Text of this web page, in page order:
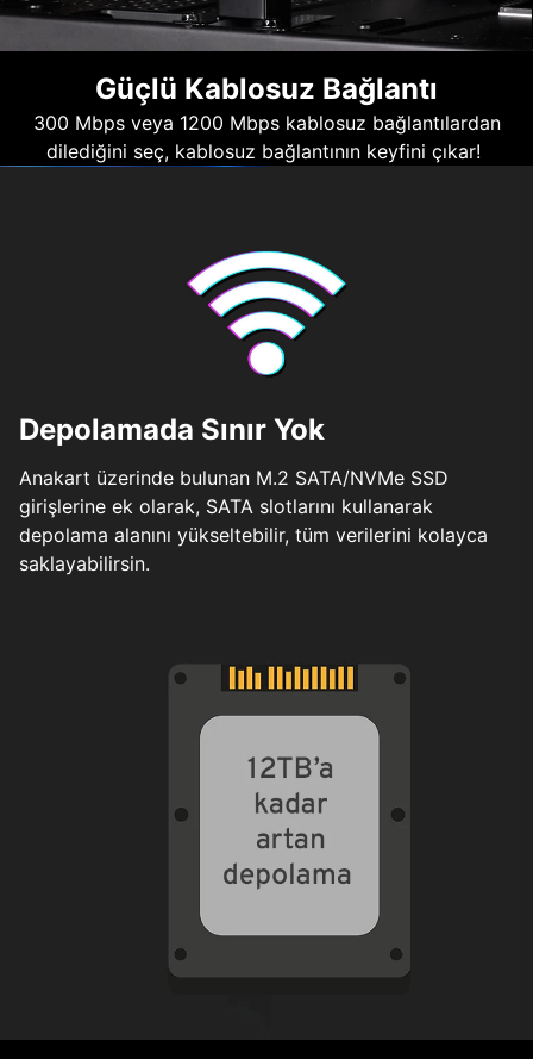
Güçlü Kablosuz Bağlantı
300 Mbps veya 1200 Mbps kablosuz bağlantılardan
dilediğini seç, kablosuz bağlantının keyfini çıkar!
Depolamada Sınır Yok
Anakart üzerinde bulunan M.2 SATA/NVMe SSD
girişlerine ek olarak, SATA slotlarını kullanarak
depolama alanını yükseltebilir, tüm verilerini kolayca
saklayabilirsin.